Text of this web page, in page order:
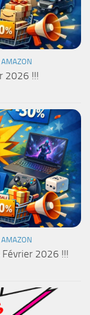
2026 !!!
Février 2026 !!!